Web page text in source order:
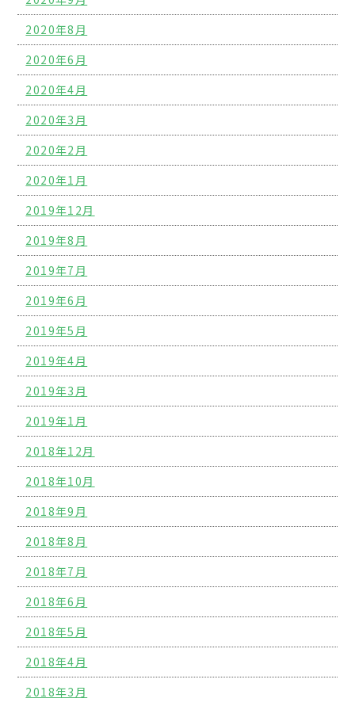
2020年8月
2020年6月
2020年4月
2020年3月
2020年2月
2020年1月
2019年12月
2019年8月
2019年7月
2019年6月
2019年5月
2019年4月
2019年3月
2019年1月
2018年12月
2018年10月
2018年9月
2018年8月
2018年7月
2018年6月
2018年5月
2018年4月
2018年3月